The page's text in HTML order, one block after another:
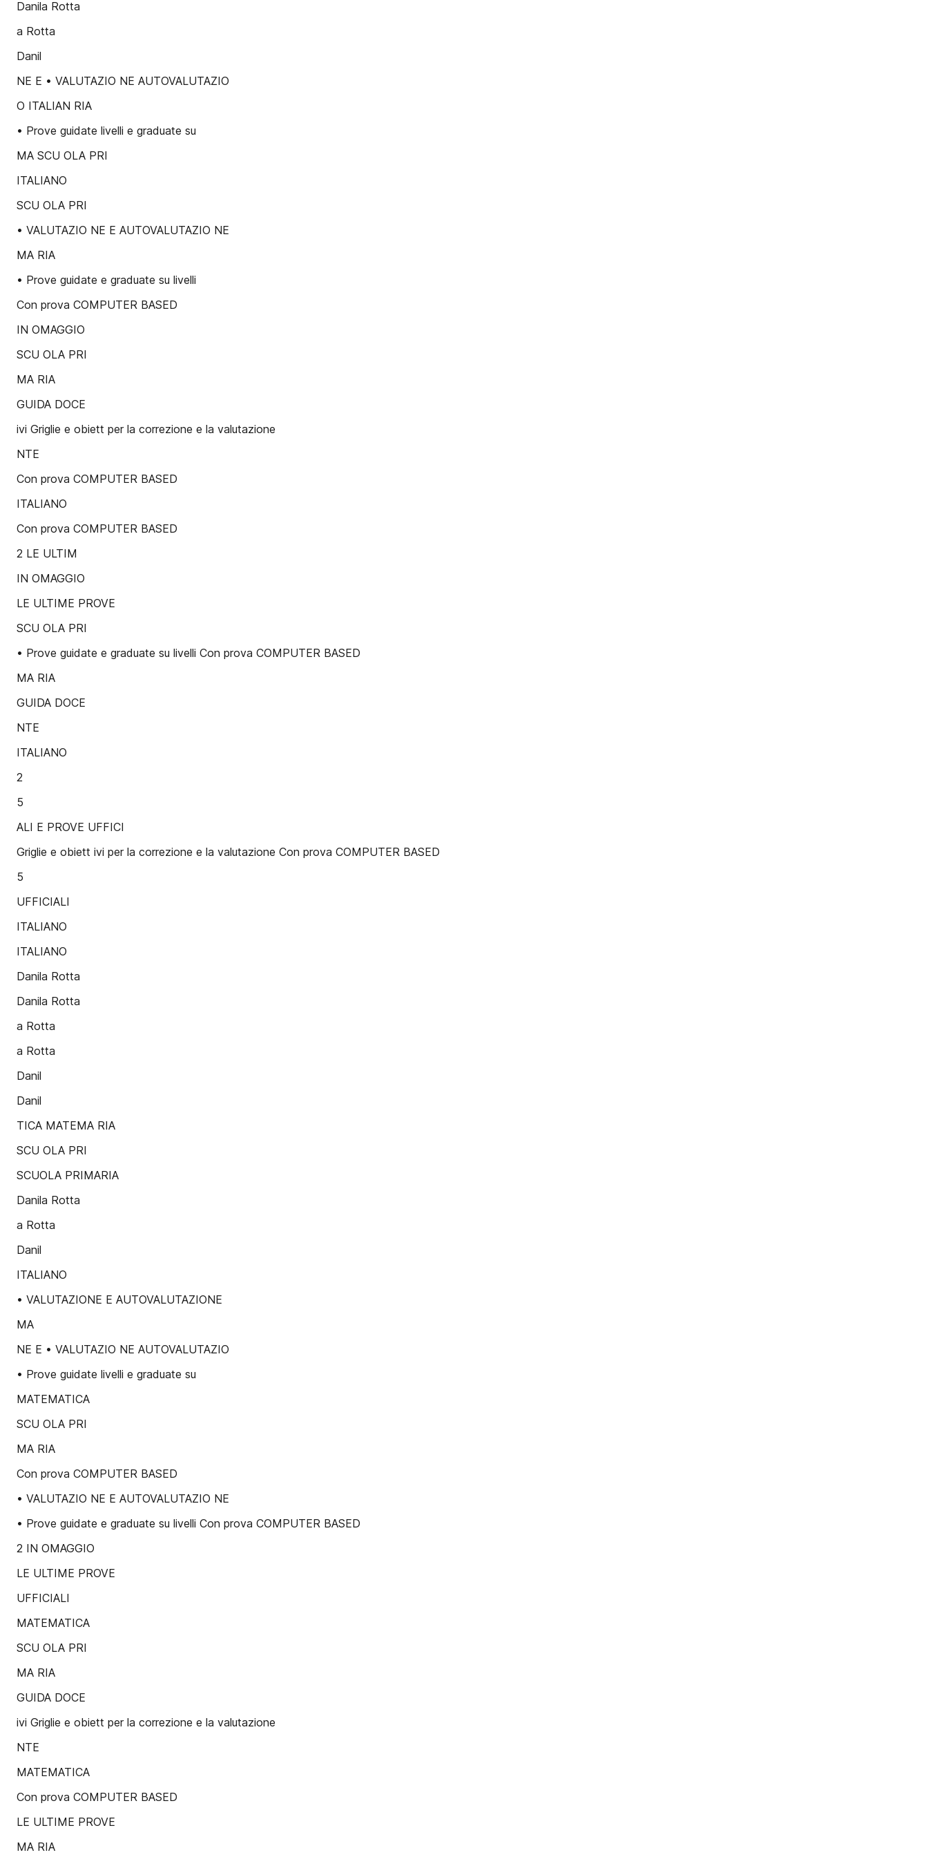
Danila Rotta
a Rotta
Danil
NE E • VALUTAZIO NE AUTOVALUTAZIO
O ITALIAN RIA
• Prove guidate livelli e graduate su
MA SCU OLA PRI
ITALIANO
SCU OLA PRI
• VALUTAZIO NE E AUTOVALUTAZIO NE
MA RIA
• Prove guidate e graduate su livelli
Con prova COMPUTER BASED
IN OMAGGIO
SCU OLA PRI
MA RIA
GUIDA DOCE
ivi Griglie e obiett per la correzione e la valutazione
NTE
Con prova COMPUTER BASED
ITALIANO
Con prova COMPUTER BASED
2 LE ULTIM
IN OMAGGIO
LE ULTIME PROVE
SCU OLA PRI
• Prove guidate e graduate su livelli Con prova COMPUTER BASED
MA RIA
GUIDA DOCE
NTE
ITALIANO
2
5
ALI E PROVE UFFICI
Griglie e obiett ivi per la correzione e la valutazione Con prova COMPUTER BASED
5
UFFICIALI
ITALIANO
ITALIANO
Danila Rotta
Danila Rotta
a Rotta
a Rotta
Danil
Danil
TICA MATEMA RIA
SCU OLA PRI
SCUOLA PRIMARIA
Danila Rotta
a Rotta
Danil
ITALIANO
• VALUTAZIONE E AUTOVALUTAZIONE
MA
NE E • VALUTAZIO NE AUTOVALUTAZIO
• Prove guidate livelli e graduate su
MATEMATICA
SCU OLA PRI
MA RIA
Con prova COMPUTER BASED
• VALUTAZIO NE E AUTOVALUTAZIO NE
• Prove guidate e graduate su livelli Con prova COMPUTER BASED
2 IN OMAGGIO
LE ULTIME PROVE
UFFICIALI
MATEMATICA
SCU OLA PRI
MA RIA
GUIDA DOCE
ivi Griglie e obiett per la correzione e la valutazione
NTE
MATEMATICA
Con prova COMPUTER BASED
LE ULTIME PROVE
MA RIA